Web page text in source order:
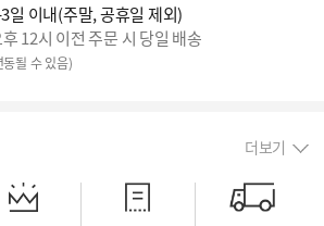
일 이내(주말, 공휴일 제외)
후 12시 이전 주문 시 당일 배송
동될 수 있음)
더보기